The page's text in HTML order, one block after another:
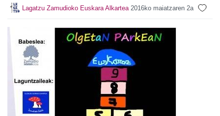
Lagatzu Zamudioko Euskara Alkartea 2016ko maiatzaren 2a